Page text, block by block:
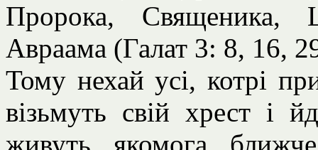
Пророка, Священика,
Авраама (Галат 3: 8, 16,
Тому нехай усі, котрі
візьмуть свій хрест і